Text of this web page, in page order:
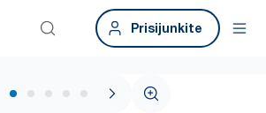
Prisijunkite
1 / 5